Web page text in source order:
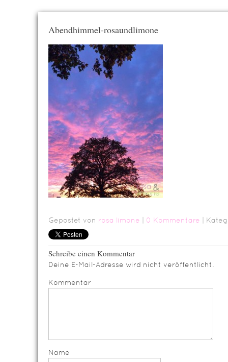
Abendhimmel-rosaundlimone
Gepostet von rosa limone 0 Kommentare |
Schreibe einen Kommentar
Deine E-Mail-Adresse wird nicht veröffentlicht.
Kommentar
Name